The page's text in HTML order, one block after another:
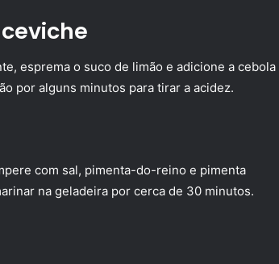
esprema o suco de limão e adicione a cebola
por alguns minutos para tirar a acidez.
com sal, pimenta-do-reino e pimenta
na geladeira por cerca de 30 minutos.